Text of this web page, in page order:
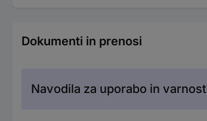
Dokumenti in prenosi
Navodila za uporabo in varnost